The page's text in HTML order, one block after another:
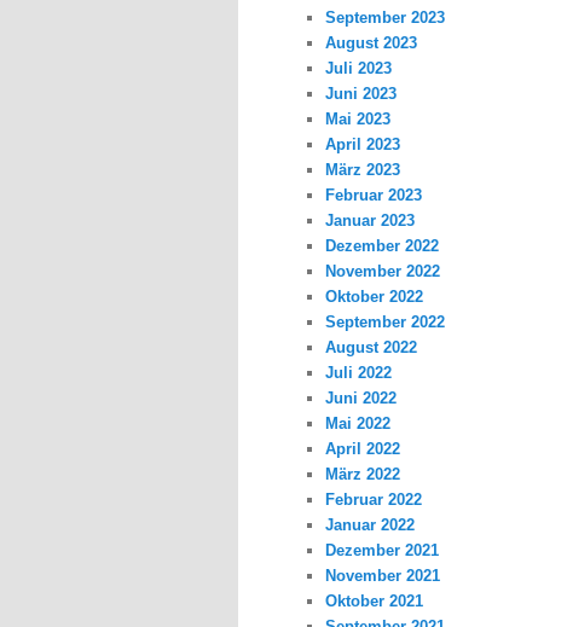
September 2023
August 2023
Juli 2023
Juni 2023
Mai 2023
April 2023
März 2023
Februar 2023
Januar 2023
Dezember 2022
November 2022
Oktober 2022
September 2022
August 2022
Juli 2022
Juni 2022
Mai 2022
April 2022
März 2022
Februar 2022
Januar 2022
Dezember 2021
November 2021
Oktober 2021